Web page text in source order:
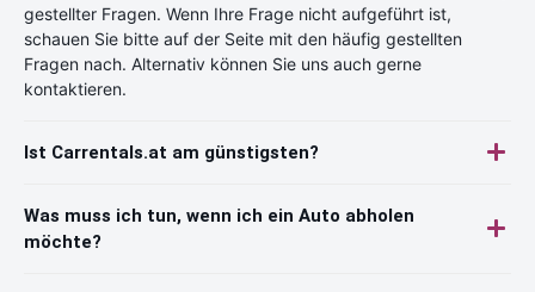
gestellter Fragen. Wenn Ihre Frage nicht aufgeführt ist,
schauen Sie bitte auf der Seite mit den häufig gestellten
Fragen nach. Alternativ können Sie uns auch gerne
kontaktieren.
Ist Carrentals.at am günstigsten?
Was muss ich tun, wenn ich ein Auto abholen
möchte?